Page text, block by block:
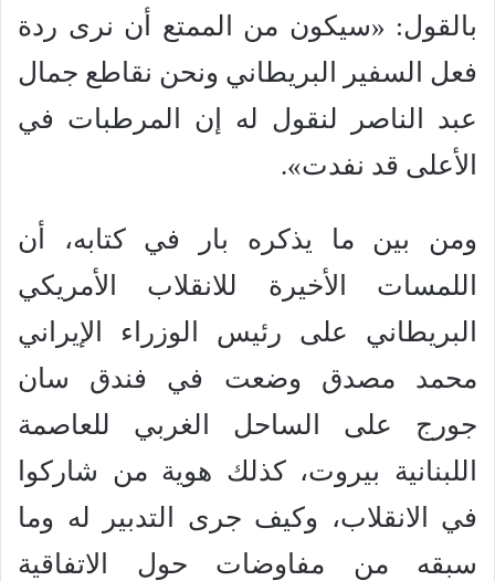
بالقول: «سيكون من الممتع أن نرى ردة
فعل السفير البريطاني ونحن نقاطع جمال
عبد الناصر لنقول له إن المرطبات في
الأعلى قد نفدت».
ومن بين ما يذكره بار في كتابه، أن
اللمسات الأخيرة للانقلاب الأمريكي
البريطاني على رئيس الوزراء الإيراني
محمد مصدق وضعت في فندق سان
جورج على الساحل الغربي للعاصمة
اللبنانية بيروت، كذلك هوية من شاركوا
في الانقلاب، وكيف جرى التدبير له وما
سبقه من مفاوضات حول الاتفاقية